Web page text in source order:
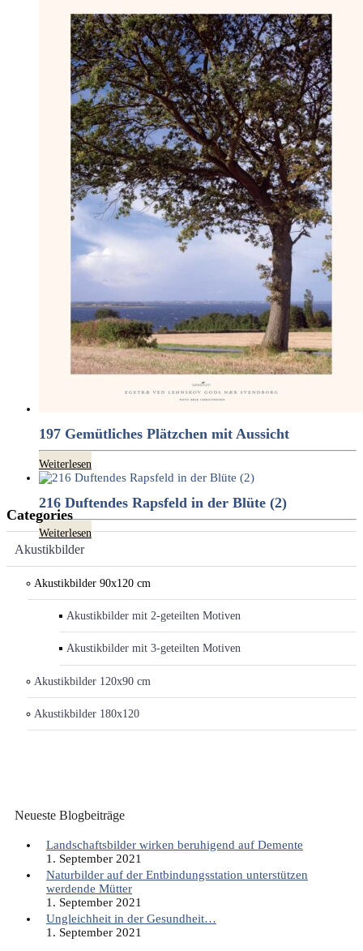
197 Gemütliches Plätzchen mit Aussicht
Weiterlesen
216 Duftendes Rapsfeld in der Blüte (2)
Weiterlesen
Categories
Akustikbilder
Akustikbilder 90x120 cm
Akustikbilder mit 2-geteilten Motiven
Akustikbilder mit 3-geteilten Motiven
Akustikbilder 120x90 cm
Akustikbilder 180x120
Neueste Blogbeiträge
Landschaftsbilder wirken beruhigend auf Demente
1. September 2021
Naturbilder auf der Entbindungsstation unterstützen
werdende Mütter
1. September 2021
Ungleichheit in der Gesundheit…
1. September 2021